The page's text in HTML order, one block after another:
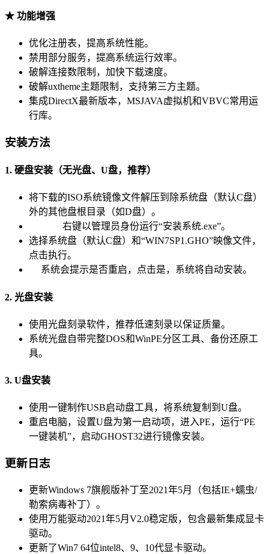
★ 功能增强
优化注册表，提高系统性能。
禁用部分服务，提高系统运行效率。
破解连接数限制，加快下载速度。
破解uxtheme主题限制，支持第三方主题。
集成DirectX最新版本，MSJAVA虚拟机和VBVC常用运
行库。
安装方法
1. 硬盘安装（无光盘、U盘，推荐）
将下载的ISO系统镜像文件解压到除系统盘（默认C盘）
外的其他盘根目录（如D盘）。
右键以管理员身份运行“安装系统.exe”。
选择系统盘（默认C盘）和“WIN7SP1.GHO”映像文件，
点击执行。
系统会提示是否重启，点击是，系统将自动安装。
2. 光盘安装
使用光盘刻录软件，推荐低速刻录以保证质量。
系统光盘自带完整DOS和WinPE分区工具、备份还原工
具。
3. U盘安装
使用一键制作USB启动盘工具，将系统复制到U盘。
重启电脑，设置U盘为第一启动项，进入PE，运行“PE
一键装机”，启动GHOST32进行镜像安装。
更新日志
更新Windows 7旗舰版补丁至2021年5月（包括IE+蠕虫/
勒索病毒补丁）。
使用万能驱动2021年5月V2.0稳定版，包含最新集成显卡
驱动。
更新了Win7 64位intel8、9、10代显卡驱动。